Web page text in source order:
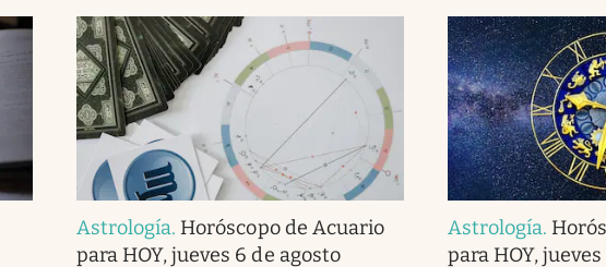
Astrología. Horóscopo de Acuario
para HOY, jueves 6 de agosto
Astrología.
para HOY,